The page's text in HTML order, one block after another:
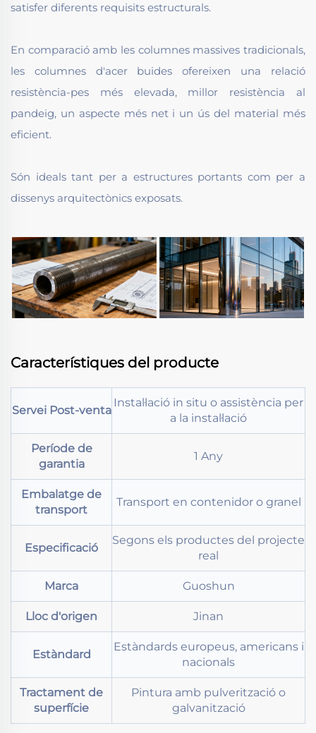
satisfer diferents requisits estructurals.
En comparació amb les columnes massives tradicionals,
les columnes d'acer buides ofereixen una relació
resistència-pes més elevada, millor resistència al
pandeig, un aspecte més net i un ús del material més
eficient.
Són ideals tant per a estructures portants com per a
dissenys arquitectònics exposats.
Característiques del producte
Servei Post-venta
Instal·lació in situ o assistència per
a la instal·lació
Període de
garantia
1 Any
Embalatge de
transport
Transport en contenidor o granel
Especificació
Segons els productes del projecte
real
Marca Guoshun
Lloc d'origen Jinan
Estàndard
Estàndards europeus, americans i
nacionals
Tractament de
superfície
Pintura amb pulverització o
galvanització